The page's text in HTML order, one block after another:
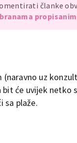
članke
uz
će uvijek
sa plaže.